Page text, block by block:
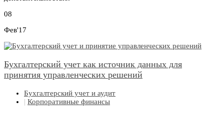
08
Фев'17
Бухгалтерский учет как источник данных для
принятия управленческих решений
Бухгалтерский учет и аудит
| Корпоративные финансы